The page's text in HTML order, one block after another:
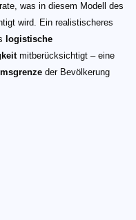
was in diesem Modell des
wird. Ein realistischeres
logistische
mitberücksichtigt – eine
der Bevölkerung